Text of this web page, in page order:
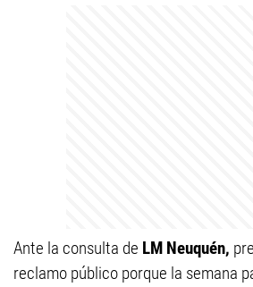
Ante la consulta de LM Neuquén,
reclamo público porque la semana